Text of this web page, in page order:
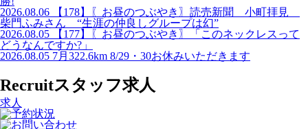
2026.08.06
【178】〖お昼のつぶやき〗読売新聞 小町拝見
柴門ふみさん “生涯の仲良しグループは幻”
2026.08.05
【177】〖お昼のつぶやき〗「このネックレスって
どうなんですか?」
2026.08.05 7月322.6km 8/29・30お休みいただきます
Recruitスタッフ求人
求人